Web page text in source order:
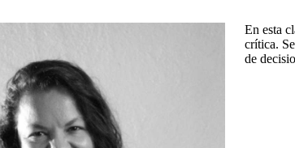
En esta
crítica.
de